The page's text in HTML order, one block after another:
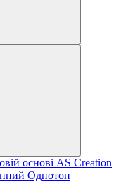
основі AS Creation
Однотон